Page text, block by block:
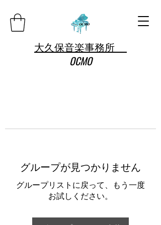
大久保音楽事務所
OCMO
グループが見つかりません
グループリストに戻って、もう一度
お試しください。